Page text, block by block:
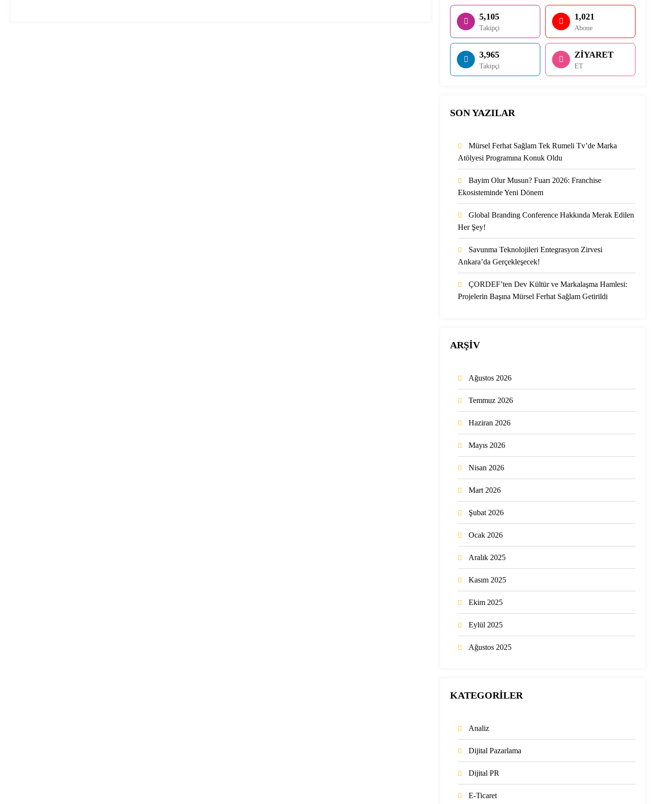
5,105
Takipçi
1,021
Abone
3,965
Takipçi
ZİYARET
ET
SON YAZILAR
Mürsel Ferhat Sağlam Tek Rumeli Tv’de Marka
Atölyesi Programına Konuk Oldu
Bayim Olur Musun? Fuarı 2026: Franchise
Ekosisteminde Yeni Dönem
Global Branding Conference Hakkında Merak Edilen
Her Şey!
Savunma Teknolojileri Entegrasyon Zirvesi
Ankara’da Gerçekleşecek!
ÇORDEF’ten Dev Kültür ve Markalaşma Hamlesi:
Projelerin Başına Mürsel Ferhat Sağlam Getirildi
ARŞİV
Ağustos 2026
Temmuz 2026
Haziran 2026
Mayıs 2026
Nisan 2026
Mart 2026
Şubat 2026
Ocak 2026
Aralık 2025
Kasım 2025
Ekim 2025
Eylül 2025
Ağustos 2025
KATEGORİLER
Analiz
Dijital Pazarlama
Dijital PR
E-Ticaret